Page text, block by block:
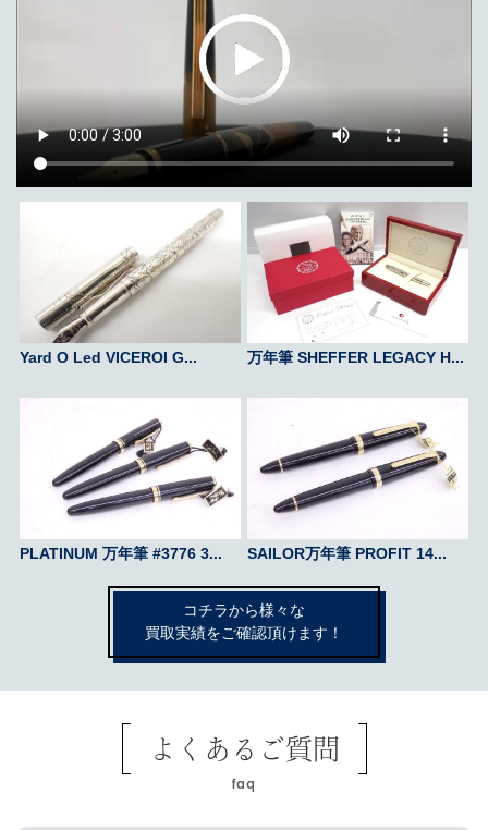
Yard O Led VICEROI G... 万年筆 SHEFFER LEGACY H...
PLATINUM 万年筆 #3776 3... SAILOR万年筆 PROFIT 14...
コチラから様々な
買取実績をご確認頂けます！
よくあるご質問
faq